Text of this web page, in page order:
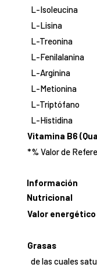
L-Isoleucina
L-Lisina
L-Treonina
L-Fenilalanina
L-Arginina
L-Metionina
L-Triptófano
L-Histidina
Vitamina B6
*% Valor de
Información
Nutricional
Valor energético
Grasas
de las cuales